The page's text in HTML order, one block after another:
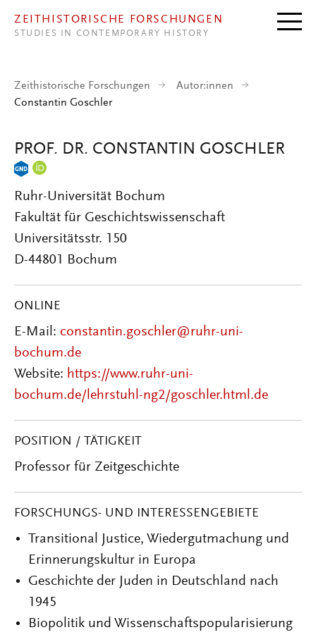
ZEITHISTORISCHE FORSCHUNGEN
STUDIES IN CONTEMPORARY HISTORY
Zeithistorische Forschungen
Autor:innen
Constantin Goschler
PROF. DR. CONSTANTIN GOSCHLER
Ruhr-Universität Bochum
Fakultät für Geschichtswissenschaft
Universitätsstr. 150
D-44801 Bochum
ONLINE
E-Mail: constantin.goschler@ruhr-uni-
bochum.de
Website: https://www.ruhr-uni-
bochum.de/lehrstuhl-ng2/goschler.html.de
POSITION / TÄTIGKEIT
Professor für Zeitgeschichte
FORSCHUNGS- UND INTERESSENGEBIETE
Transitional Justice, Wiedergutmachung und
Erinnerungskultur in Europa
Geschichte der Juden in Deutschland nach
1945
Biopolitik und Wissenschaftspopularisierung